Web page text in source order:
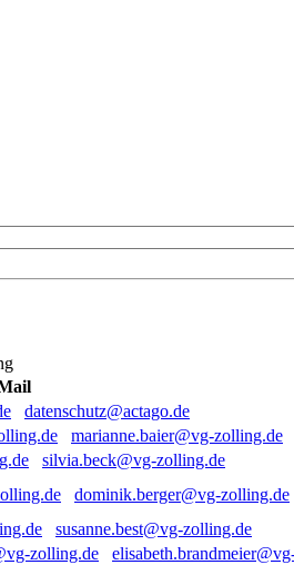
datenschutz@actago.de
marianne.baier@vg-zolling.de
silvia.beck@vg-zolling.de
dominik.berger@vg-zolling.de
susanne.best@vg-zolling.de